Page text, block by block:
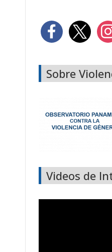
Sobre
Videos de